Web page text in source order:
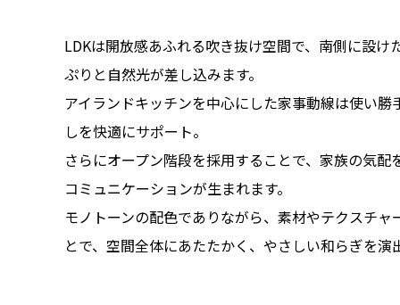
LDKは開放感あふれる吹き抜け空間で、南側に設け
ぷりと自然光が差し込みます。
アイランドキッチンを中心にした家事動線は使い勝
しを快適にサポート。
さらにオープン階段を採用することで、家族の気配
コミュニケーションが生まれます。
モノトーンの配色でありながら、素材やテクスチャ
とで、空間全体にあたたかく、やさしい和らぎを演